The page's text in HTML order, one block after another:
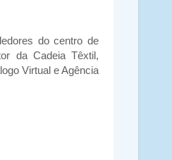
do centro de
da Cadeia Têxtil,
Virtual e Agência